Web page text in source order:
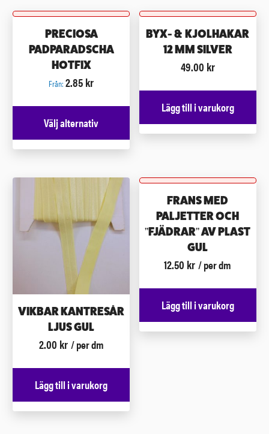
PRECIOSA
PADPARADSCHA
HOTFIX
Från:2.85kr
Välj alternativ
BYX- & KJOLHAKAR
12 MM SILVER
49.00 kr
Lägg till i varukorg
VIKBAR KANTRESÅR
LJUS GUL
2.00 kr / per dm
Lägg till i varukorg
FRANS MED
PALJETTER OCH
”FJÄDRAR” AV PLAST
GUL
12.50 kr / per dm
Lägg till i varukorg